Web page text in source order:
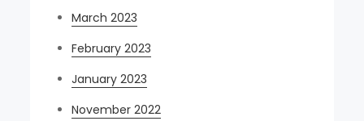
March 2023
February 2023
January 2023
November 2022